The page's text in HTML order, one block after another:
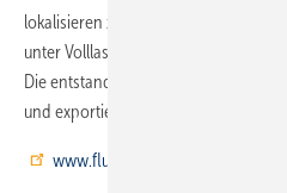
lokalisieren zu können. So sollen sich
unter Volllast und lauten
Die entstandenen Bilder können zur
und exportiert werden.
www.fluke.de